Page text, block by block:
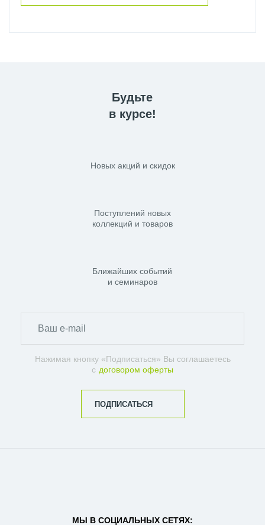
Будьте
в курсе!
Новых акций и скидок
Поступлений новых
коллекций и товаров
Ближайших событий
и семинаров
Нажимая кнопку «Подписаться» Вы соглашаетесь
с договором оферты
ПОДПИСАТЬСЯ
МЫ В СОЦИАЛЬНЫХ СЕТЯХ: